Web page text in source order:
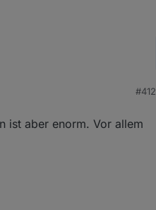
artet ja richtig in Arbeit aus....#412
ist aber enorm. Vor allem